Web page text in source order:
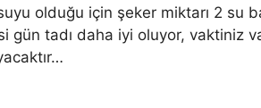
olduğu için şeker miktarı 2 su
gün tadı daha iyi oluyor, vaktiniz